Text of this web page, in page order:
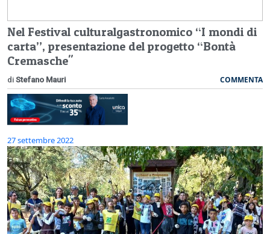
Nel Festival culturalgastronomico “I mondi di
carta”, presentazione del progetto “Bontà
Cremasche"
di Stefano Mauri COMMENTA
27 settembre 2022